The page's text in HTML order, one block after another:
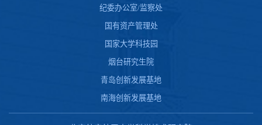
纪委办公室/监察处
国有资产管理处
国家大学科技园
烟台研究生院
青岛创新发展基地
南海创新发展基地